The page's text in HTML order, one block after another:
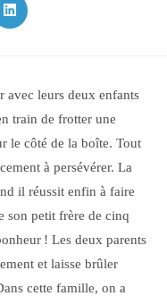
Ouvrir
dans
avec leurs deux enfants
train de frotter une
le côté de la boîte. Tout
à persévérer. La
il réussit enfin à faire
son petit frère de cinq
! Les deux parents
et laisse brûler
cette famille, on a